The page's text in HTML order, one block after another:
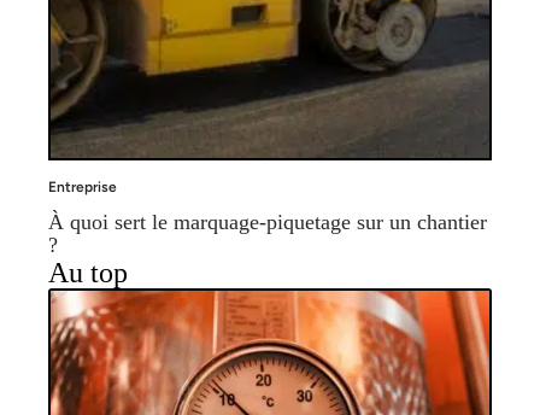
Entreprise
À quoi sert le marquage-piquetage sur un chantier
?
Au top